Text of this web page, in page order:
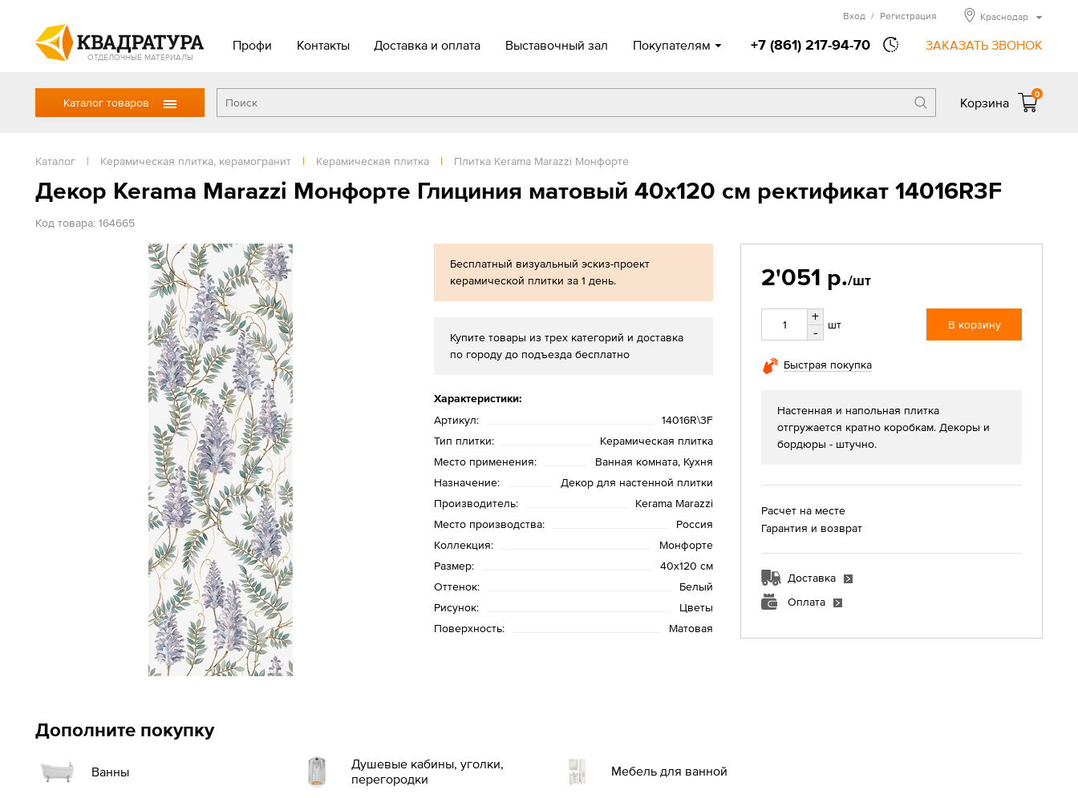
ОТДЕЛОЧНЫЕ МАТЕРИАЛЫ
Профи Контакты Доставка и оплата Выставочный зал Покупателям +7 (861) 217-94-70 ЗАКАЗАТЬ ЗВОНОК
Вход / Регистрация Краснодар
Каталог товаров Корзина
0
Каталог | Керамическая плитка, керамогранит | Керамическая плитка | Плитка Kerama Marazzi Монфорте
Декор Kerama Marazzi Монфорте Глициния матовый 40х120 см ректификат 14016R3F
Код товара: 164665
Бесплатный визуальный эскиз-проект
керамической плитки за 1 день.
Купите товары из трех категорий и доставка
по городу до подъезда бесплатно
Характеристики:
Артикул:
14016R\3F
Тип плитки:
Керамическая плитка
Место применения:
Ванная комната, Кухня
Назначение:
Декор для настенной плитки
Производитель:
Kerama Marazzi
Место производства:
Россия
Коллекция:
Монфорте
Размер:
40х120 см
Оттенок:
Белый
Рисунок:
Цветы
Поверхность:
Матовая
2'051 р./шт
+
-
шт В корзину
Быстрая покупка
Настенная и напольная плитка
отгружается кратно коробкам. Декоры и
бордюры - штучно.
Расчет на месте
Гарантия и возврат
Доставка
Оплата
Дополните покупку
Ванны
Душевые кабины, уголки,
перегородки
Мебель для ванной